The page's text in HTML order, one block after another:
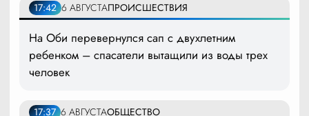
17:42 6 АВГУСТАПРОИСШЕСТВИЯ
На Оби перевернулся сап с двухлетним
ребенком – спасатели вытащили из воды трех
человек
17:37 6 АВГУСТАОБЩЕСТВО